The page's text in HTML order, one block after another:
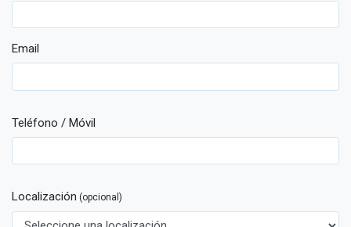
Email
Teléfono / Móvil
Localización (opcional)